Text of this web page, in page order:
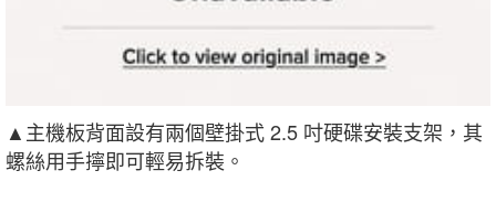
▲主機板背面設有兩個壁掛式 2.5 吋硬碟安裝支架，其
螺絲用手擰即可輕易拆裝。